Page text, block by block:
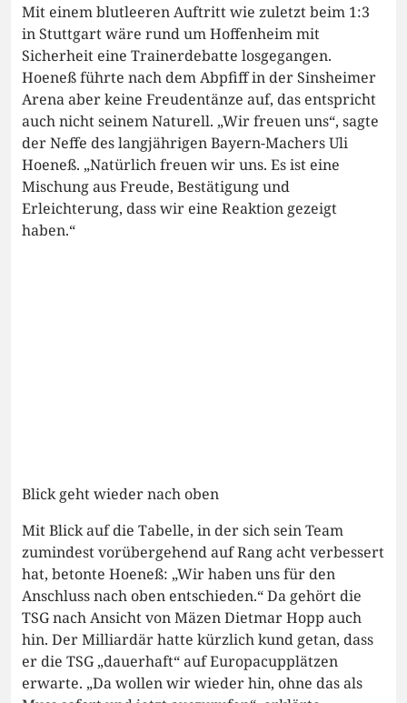
Mit einem blutleeren Auftritt wie zuletzt beim 1:3
in Stuttgart wäre rund um Hoffenheim mit
Sicherheit eine Trainerdebatte losgegangen.
Hoeneß führte nach dem Abpfiff in der Sinsheimer
Arena aber keine Freudentänze auf, das entspricht
auch nicht seinem Naturell. „Wir freuen uns“, sagte
der Neffe des langjährigen Bayern-Machers Uli
Hoeneß. „Natürlich freuen wir uns. Es ist eine
Mischung aus Freude, Bestätigung und
Erleichterung, dass wir eine Reaktion gezeigt
haben.“
Blick geht wieder nach oben
Mit Blick auf die Tabelle, in der sich sein Team
zumindest vorübergehend auf Rang acht verbessert
hat, betonte Hoeneß: „Wir haben uns für den
Anschluss nach oben entschieden.“ Da gehört die
TSG nach Ansicht von Mäzen Dietmar Hopp auch
hin. Der Milliardär hatte kürzlich kund getan, dass
er die TSG „dauerhaft“ auf Europacupplätzen
erwarte. „Da wollen wir wieder hin, ohne das als